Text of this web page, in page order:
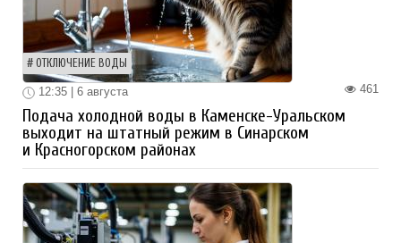
ОТКЛЮЧЕНИЕ ВОДЫ
461
12:35 | 6 августа
Подача холодной воды в Каменске-Уральском
выходит на штатный режим в Синарском
и Красногорском районах